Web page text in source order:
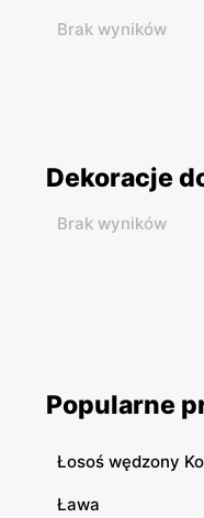
Brak wyników
Dekoracje
Brak wyników
Popularne
Łosoś wędzony
Ława